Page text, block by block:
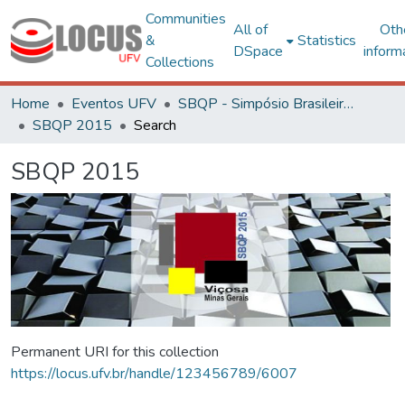
Communities
&
Collections
All of
DSpace
Statistics
Home Eventos UFV
SBQP - Simpósio Brasileiro de Qualidade do Projeto no Ambiente Construído
SBQP 2015
Search
SBQP 2015
Permanent URI for this collection
https://locus.ufv.br/handle/123456789/6007